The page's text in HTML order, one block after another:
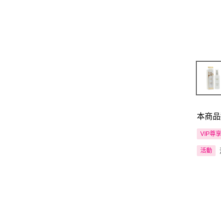
本商
VIP尊享
活動